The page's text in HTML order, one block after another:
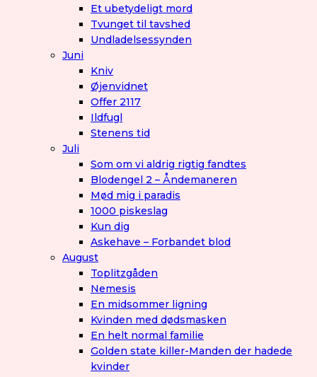
Et ubetydeligt mord
Tvunget til tavshed
Undladelsessynden
Juni
Kniv
Øjenvidnet
Offer 2117
Ildfugl
Stenens tid
Juli
Som om vi aldrig rigtig fandtes
Blodengel 2 – Åndemaneren
Mød mig i paradis
1000 piskeslag
Kun dig
Askehave – Forbandet blod
August
Toplitzgåden
Nemesis
En midsommer ligning
Kvinden med dødsmasken
En helt normal familie
Golden state killer-Manden der hadede
kvinder